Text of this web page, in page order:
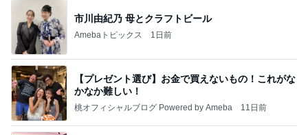
市川由紀乃 母とクラフトビール
Amebaトピックス 1日前
【プレゼント選び】お金で買えないもの！これがな
かなか難しい！
桃オフィシャルブログ Powered by Ameba 11日前